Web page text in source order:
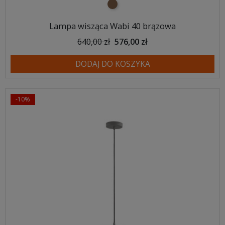
brązowy
Lampa wisząca Wabi 40 brązowa
640,00 zł 576,00 zł
DODAJ DO KOSZYKA
-10%